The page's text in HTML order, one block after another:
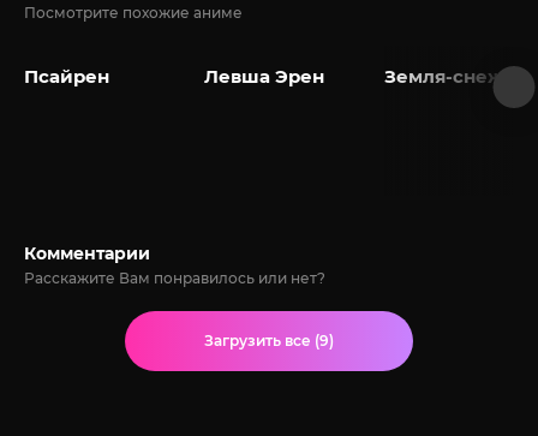
Посмотрите похожие аниме
Псайрен Левша Эрен Земля-снежок
Комментарии
Расскажите Вам понравилось или нет?
Загрузить все (9)